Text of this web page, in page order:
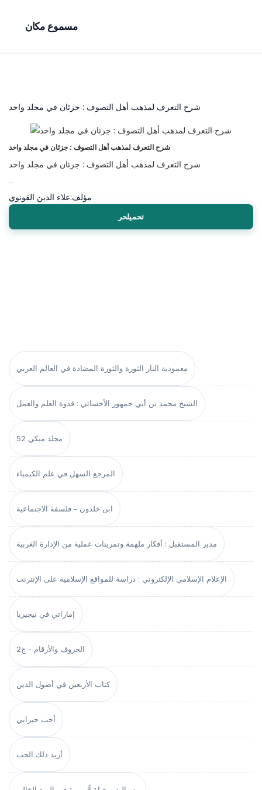
مسموع مكان
معمودية النار الثورة والثورة المضادة في العالم العربي
الشيخ محمد بن أبي جمهور الأحسائي : قدوة العلم والعمل
مجلد ميكي 52
المرجع السهل في علم الكيمياء
ابن خلدون - فلسفة الاجتماعية
مدير المستقبل : أفكار ملهمة وتمرينات عملية من الإدارة الغربية
الإعلام الإسلامي الإلكتروني : دراسة للمواقع الإسلامية على الإنترنت
إماراتي في نيجيريا
الحروف والأرقام - ج2
كتاب الأربعين في أصول الدين
أحب جيراني
أريد ذلك الحب
شرح التعرف لمذهب أهل التصوف : جزئان في مجلد واحد
شرح التعرف لمذهب أهل التصوف : جزئان في مجلد واحد
شرح التعرف لمذهب أهل التصوف : جزئان في مجلد واحد
مؤلف:علاء الدين القونوي
تحميلحر